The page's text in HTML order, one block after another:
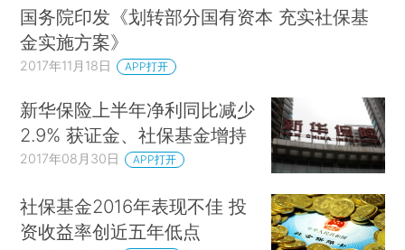
国务院印发《划转部分国有资本 充实社保基
金实施方案》
2017年11月18日 APP打开
新华保险上半年净利同比减少
2.9% 获证金、社保基金增持
2017年08月30日 APP打开
社保基金2016年表现不佳 投
资收益率创近五年低点